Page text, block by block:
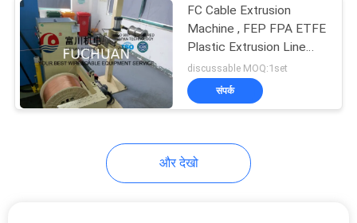
वायर एनीलिंग मशीन
FC Cable Extrusion
Machine , FEP FPA ETFE
Plastic Extrusion Line
With Screw Dia 35mm
discussable MOQ:1set
संपर्क
और देखो